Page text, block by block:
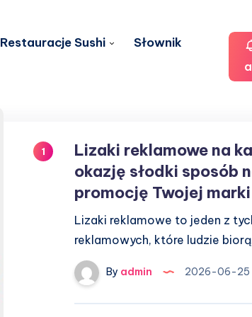
Restauracje Sushi
Słownik
1
Lizaki reklamowe na
okazję słodki sposób
promocję Twojej marki
Lizaki reklamowe to jeden z
reklamowych, które ludzie
By admin 2026-06-25
Lizaki
reklamowe
na
okazję
słodki
sposób
na
promocję